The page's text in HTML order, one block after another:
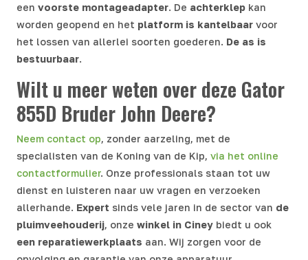
een voorste montageadapter. De achterklep kan
worden geopend en het platform is kantelbaar voor
het lossen van allerlei soorten goederen. De as is
bestuurbaar.
Wilt u meer weten over deze Gator
855D Bruder John Deere?
Neem contact op, zonder aarzeling, met de
specialisten van de Koning van de Kip, via het online
contactformulier. Onze professionals staan tot uw
dienst en luisteren naar uw vragen en verzoeken
allerhande. Expert sinds vele jaren in de sector van de
pluimveehouderij, onze winkel in Ciney biedt u ook
een reparatiewerkplaats aan. Wij zorgen voor de